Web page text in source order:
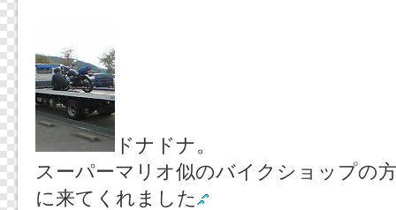
ドナドナ。
スーパーマリオ似のバイクショップの
に来てくれました